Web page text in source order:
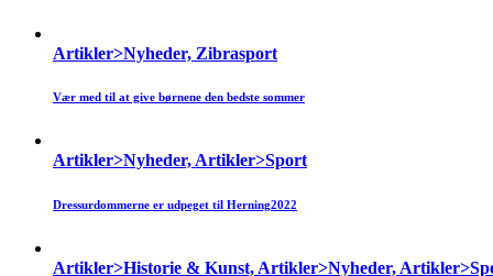
Artikler>Nyheder, Zibrasport
Vær med til at give børnene den bedste sommer
Artikler>Nyheder, Artikler>Sport
Dressurdommerne er udpeget til Herning2022
Artikler>Historie & Kunst, Artikler>Nyheder,